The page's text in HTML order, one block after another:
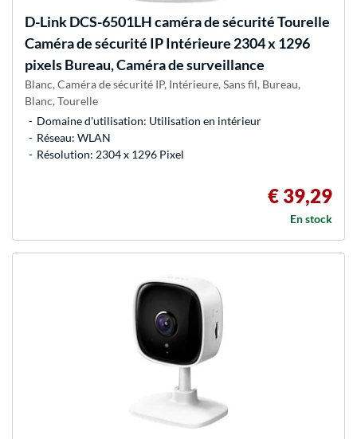
D-LinkDCS-6501LH caméra de sécurité Tourelle
Caméra de sécurité IP Intérieure 2304 x 1296
pixels Bureau, Caméra de surveillance
Blanc, Caméra de sécurité IP, Intérieure, Sans fil, Bureau,
Blanc, Tourelle
Domaine d'utilisation: Utilisation en intérieur
Réseau: WLAN
Résolution: 2304 x 1296 Pixel
€ 39,29
En stock